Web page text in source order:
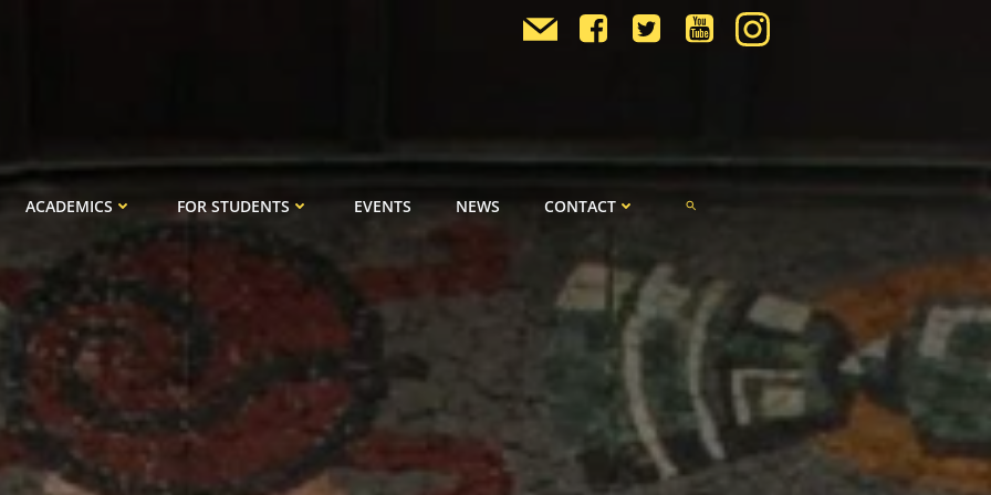
ACADEMICS FOR STUDENTS EVENTS NEWS CONTACT